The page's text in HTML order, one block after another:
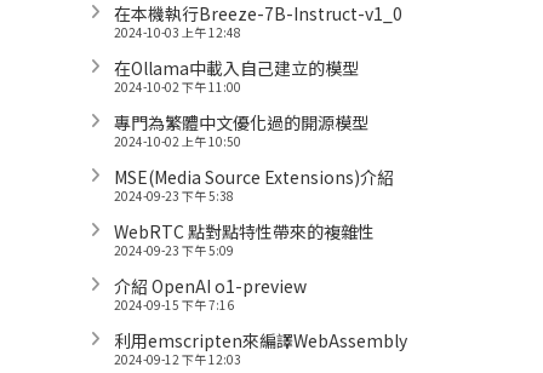
在本機執行Breeze-7B-Instruct-v1_0
2024-10-03 上午 12:48
在Ollama中載入自己建立的模型
2024-10-02 下午 11:00
專門為繁體中文優化過的開源模型
2024-10-02 上午 10:50
MSE(Media Source Extensions)介紹
2024-09-23 下午 5:38
WebRTC 點對點特性帶來的複雜性
2024-09-23 下午 5:09
介紹 OpenAI o1-preview
2024-09-15 下午 7:16
利用emscripten來編譯WebAssembly
2024-09-12 下午 12:03